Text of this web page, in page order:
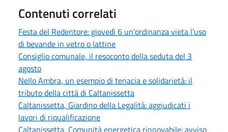
Contenuti correlati
Festa del Redentore: giovedì 6 un’ordinanza vieta l’uso
di bevande in vetro o lattine
Consiglio comunale, il resoconto della seduta del 3
agosto
Nello Ambra, un esempio di tenacia e solidarietà: il
tributo della città di Caltanissetta
Caltanissetta, Giardino della Legalità: aggiudicati i
lavori di riqualificazione
Caltanissetta, Comunità energetica rinnovabile: avviso